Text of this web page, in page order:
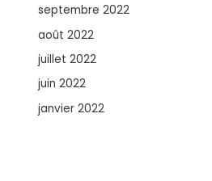
septembre 2022
août 2022
juillet 2022
juin 2022
janvier 2022